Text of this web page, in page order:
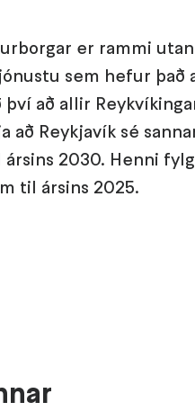
er rammi
sem hefur það
að allir
að Reykjavík sé
2030. Henni
til ársins 2025.